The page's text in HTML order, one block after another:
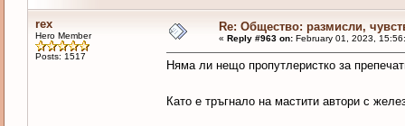
rex
Hero Member
Posts: 1517
Re: Общество: размисли,
« Reply #963 on:February 01, 2023,
Няма ли нещо пропутлеристко за
Като е тръгнало на мастити автори с